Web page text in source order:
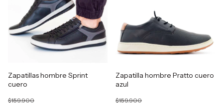
Zapatillas hombre Sprint
cuero
$159.900
Zapatilla hombre Pratto cuero
azul
$159.900